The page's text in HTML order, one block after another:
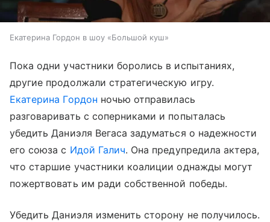
Екатерина Гордон в шоу «Большой куш»
Пока одни участники боролись в испытаниях,
другие продолжали стратегическую игру.
Екатерина Гордон ночью отправилась
разговаривать с соперниками и попыталась
убедить Даниэля Вегаса задуматься о надежности
его союза с Идой Галич. Она предупредила актера,
что старшие участники коалиции однажды могут
пожертвовать им ради собственной победы.
Убедить Даниэля изменить сторону не получилось.